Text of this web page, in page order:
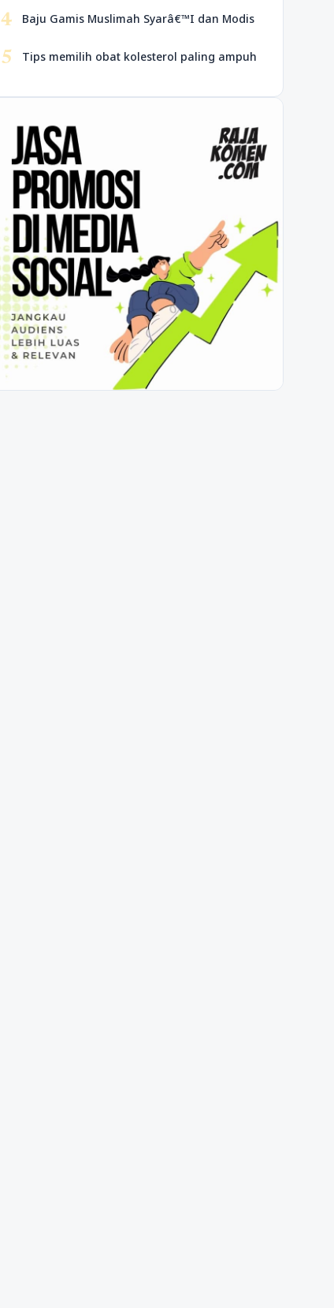
4 Baju Gamis Muslimah Syarâ€™I dan Modis
5 Tips memilih obat kolesterol paling ampuh